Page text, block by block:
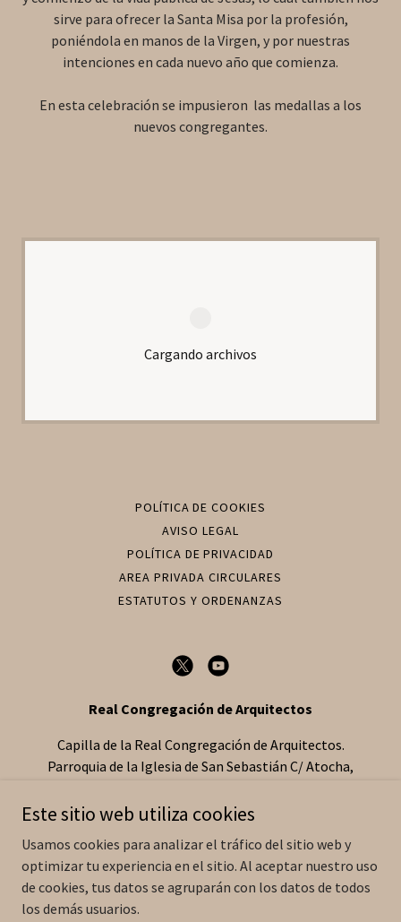
sirve para ofrecer la Santa Misa por la profesión,
poniéndola en manos de la Virgen, y por nuestras
intenciones en cada nuevo año que comienza.
En esta celebración se impusieron las medallas a los
nuevos congregantes.
Cargando archivos
POLÍTICA DE COOKIES
AVISO LEGAL
POLÍTICA DE PRIVACIDAD
AREA PRIVADA CIRCULARES
ESTATUTOS Y ORDENANZAS
Real Congregación de Arquitectos
Capilla de la Real Congregación de Arquitectos.
Parroquia de la Iglesia de San Sebastián C/ Atocha,
Copyright © 2022-2026. Real Congregación de Arquitectos de
Nuestra Señora de Belén
en su Huida a Egipto.
Todos los derechos reservados.
Este sitio web utiliza cookies
Usamos cookies para analizar el tráfico del sitio web y
optimizar tu experiencia en el sitio. Al aceptar nuestro uso
de cookies, tus datos se agruparán con los datos de todos
los demás usuarios.